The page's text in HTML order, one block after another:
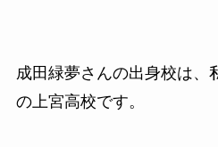
成田緑夢さんの出身校は、
の上宮高校です。